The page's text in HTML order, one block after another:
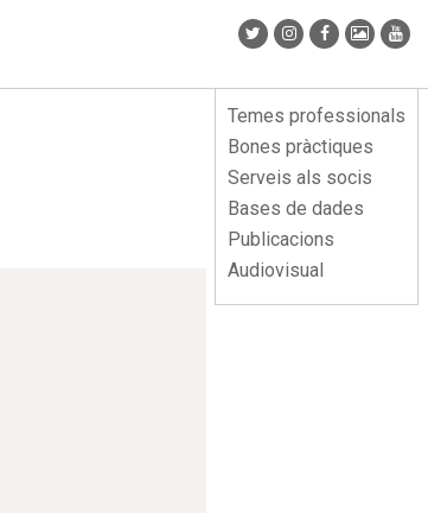
Menu
lateral
Temes professionals
Bones pràctiques
Serveis als socis
Bases de dades
Publicacions
Audiovisual